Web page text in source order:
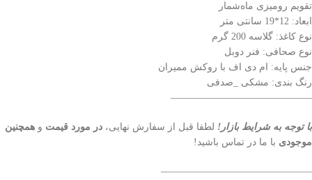
تقویم رومیزی ما‌ه‌شمار
ابعاد: 12*19 سانتی متر
نوع کاغذ: گلاسه 200 گرم
نوع صحافی: فنر دوبل
جنس پایه: ام دی اف با روکش ممیران
رنگ بندی: مشکی _صدفی
——————————————–
با توجه به شرایط بازار! لطفا قبل از سفارش نهایی، در مورد قیمت و همچنین
موجودی با ما در تماس باشید!
———————————————–